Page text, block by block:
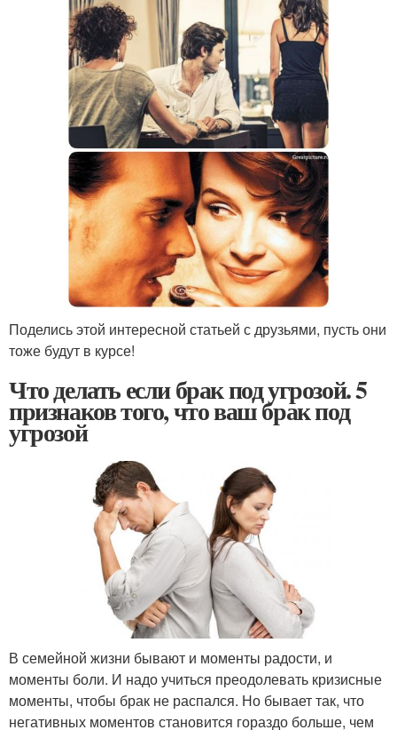
Поделись этой интересной статьей с друзьями, пусть они
тоже будут в курсе!
Что делать если брак под угрозой. 5
признаков того, что ваш брак под
угрозой
В семейной жизни бывают и моменты радости, и
моменты боли. И надо учиться преодолевать кризисные
моменты, чтобы брак не распался. Но бывает так, что
негативных моментов становится гораздо больше, чем